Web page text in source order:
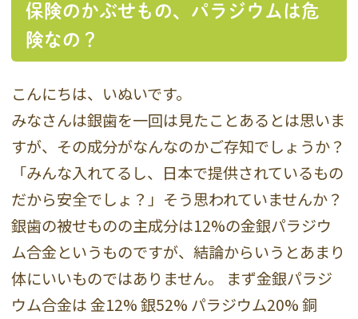
保険のかぶせもの、パラジウムは危
険なの？
こんにちは、いぬいです。
みなさんは銀歯を一回は見たことあるとは思いま
すが、その成分がなんなのかご存知でしょうか？
「みんな入れてるし、日本で提供されているもの
だから安全でしょ？」そう思われていませんか？
銀歯の被せものの主成分は12%の金銀パラジウ
ム合金というものですが、結論からいうとあまり
体にいいものではありません。 まず金銀パラジ
ウム合金は 金12% 銀52% パラジウム20% 銅